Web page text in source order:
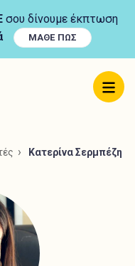
σου δίνουμε έκπτωση
ΜΑΘΕ ΠΩΣ
Κατερίνα Σερμπέζη